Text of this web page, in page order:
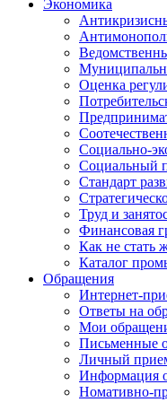
Экономика
Оценка
Социально-
Социальный
Стандарт
Труд и
Финансовая
Как не стать
Каталог
Обращения
Интернет-
Ответы на
Мои
Письменные
Личный
Информация
Номативно-